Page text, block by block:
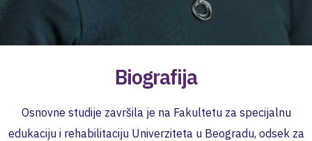
Biografija
Osnovne studije završila je na Fakultetu za specijalnu
edukaciju i rehabilitaciju Univerziteta u Beogradu, odsek za